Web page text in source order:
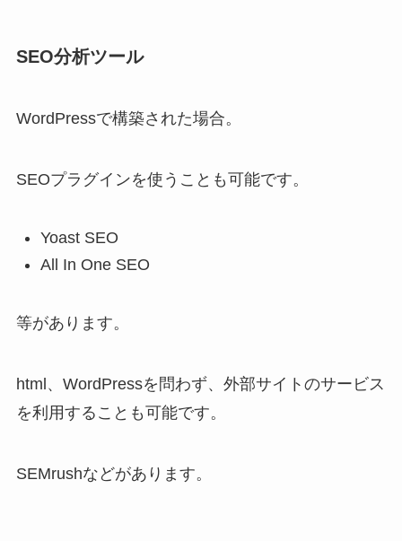
SEO分析ツール
WordPressで構築された場合。
SEOプラグインを使うことも可能です。
Yoast SEO
All In One SEO
等があります。
html、WordPressを問わず、外部サイトのサービス
を利用することも可能です。
SEMrushなどがあります。